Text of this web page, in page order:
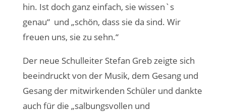
hin. Ist doch ganz einfach, sie wissen`s
genau“ und „schön, dass sie da sind. Wir
freuen uns, sie zu sehn.“
Der neue Schulleiter Stefan Greb zeigte sich
beeindruckt von der Musik, dem Gesang und
Gesang der mitwirkenden Schüler und dankte
auch für die „salbungsvollen und